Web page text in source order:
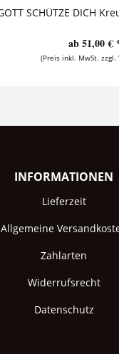
ab 51,00 €
(Preis inkl. MwSt. zzgl.
INFORMATIONEN
Lieferzeit
Allgemeine
Zahlarten
Widerrufsrecht
Datenschutz